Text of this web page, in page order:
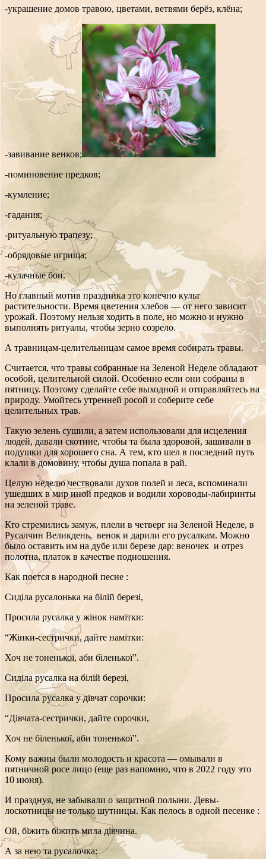
-украшение домов травою, цветами, ветвями берёз, клёна;
-завивание венков;
-поминовение предков;
-кумление;
-гадания;
-ритуальную трапезу;
-обрядовые игрища;
-кулачные бои.
Но главный мотив праздника это конечно культ
растительности. Время цветения хлебов — от него зависит
урожай. Поэтому нельзя ходить в поле, но можно и нужно
выполнять ритуалы, чтобы зерно созрело.
А травницам-целительницам самое время собирать травы.
Считается, что травы собранные на Зеленой Неделе обладают
особой, целительной силой. Особенно если они собраны в
пятницу. Поэтому сделайте себе выходной и отправляйтесь на
природу. Умойтесь утренней росой и соберите себе
целительных трав.
Такую зелень сушили, а затем использовали для исцеления
людей, давали скотине, чтобы та была здоровой, зашивали в
подушки для хорошего сна. А тем, кто шел в последний путь
клали в домовину, чтобы душа попала в рай.
Целую неделю чествовали духов полей и леса, вспоминали
ушедших в мир иной предков и водили хороводы-лабиринты
на зеленой траве.
Кто стремились замуж, плели в четверг на Зеленой Неделе, в
Русалчин Великдень, венок и дарили его русалкам. Можно
было оставить им на дубе или березе дар: веночек и отрез
полотна, платок в качестве подношения.
Как поется в народной песне :
Сиділа русалонька на білій березі,
Просила русалка у жінок намітки:
“Жінки-сестрички, дайте намітки:
Хоч не тоненької, аби біленької”.
Сиділа русалка на білій березі,
Просила русалка у дівчат сорочки:
“Дівчата-сестрички, дайте сорочки,
Хоч не біленької, аби тоненької”.
Кому важны были молодость и красота — омывали в
пятничной росе лицо (еще раз напомню, что в 2022 году это
10 июня).
И празднуя, не забывали о защитной полыни. Девы-
лоскотницы не только шутницы. Как пелось в одной песенке :
Ой, біжить біжить мила дівчина.
А за нею та русалочка: